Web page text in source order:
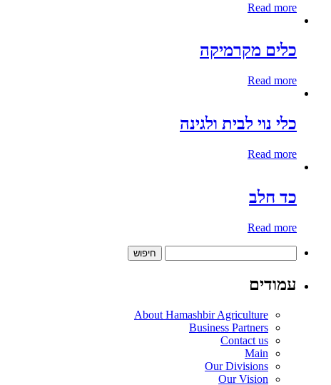
Read more
כלים מקרמיקה
Read more
כלי נוי לבית ולגינה
Read more
כד חלב
Read more
עמודים
About Hamashbir Agriculture
Business Partners
Contact us
Main
Our Divisions
Our Vision